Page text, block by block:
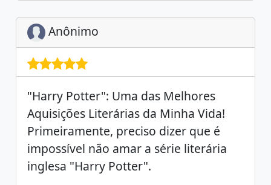
Anônimo
"Harry Potter": Uma das Melhores
Aquisições Literárias da Minha Vida!
Primeiramente, preciso dizer que é
impossível não amar a série literária
inglesa "Harry Potter".